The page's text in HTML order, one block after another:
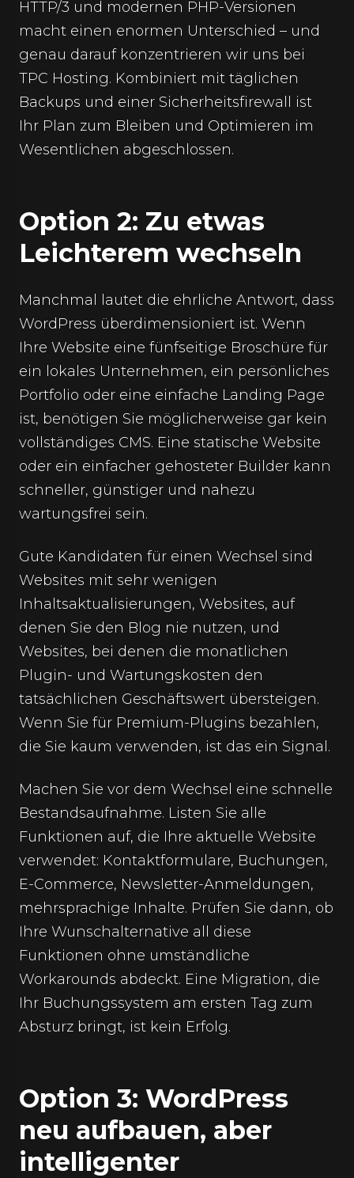
HTTP/3 und modernen PHP-Versionen
macht einen enormen Unterschied – und
genau darauf konzentrieren wir uns bei
TPC Hosting. Kombiniert mit täglichen
Backups und einer Sicherheitsfirewall ist
Ihr Plan zum Bleiben und Optimieren im
Wesentlichen abgeschlossen.
Option 2: Zu etwas
Leichterem wechseln
Manchmal lautet die ehrliche Antwort, dass
WordPress überdimensioniert ist. Wenn
Ihre Website eine fünfseitige Broschüre für
ein lokales Unternehmen, ein persönliches
Portfolio oder eine einfache Landing Page
ist, benötigen Sie möglicherweise gar kein
vollständiges CMS. Eine statische Website
oder ein einfacher gehosteter Builder kann
schneller, günstiger und nahezu
wartungsfrei sein.
Gute Kandidaten für einen Wechsel sind
Websites mit sehr wenigen
Inhaltsaktualisierungen, Websites, auf
denen Sie den Blog nie nutzen, und
Websites, bei denen die monatlichen
Plugin- und Wartungskosten den
tatsächlichen Geschäftswert übersteigen.
Wenn Sie für Premium-Plugins bezahlen,
die Sie kaum verwenden, ist das ein Signal.
Machen Sie vor dem Wechsel eine schnelle
Bestandsaufnahme. Listen Sie alle
Funktionen auf, die Ihre aktuelle Website
verwendet: Kontaktformulare, Buchungen,
E-Commerce, Newsletter-Anmeldungen,
mehrsprachige Inhalte. Prüfen Sie dann, ob
Ihre Wunschalternative all diese
Funktionen ohne umständliche
Workarounds abdeckt. Eine Migration, die
Ihr Buchungssystem am ersten Tag zum
Absturz bringt, ist kein Erfolg.
Option 3: WordPress
neu aufbauen, aber
intelligenter